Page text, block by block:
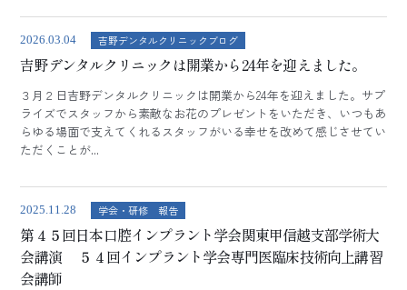
2026.03.04 吉野デンタルクリニックブログ
吉野デンタルクリニックは開業から24年を迎えました。
３月２日吉野デンタルクリニックは開業から24年を迎えました。サプ
ライズでスタッフから素敵なお花のプレゼントをいただき、いつもあ
らゆる場面で支えてくれるスタッフがいる幸せを改めて感じさせてい
ただくことが...
2025.11.28 学会・研修 報告
第４５回日本口腔インプラント学会関東甲信越支部学術大
会講演 ５４回インプラント学会専門医臨床技術向上講習
会講師